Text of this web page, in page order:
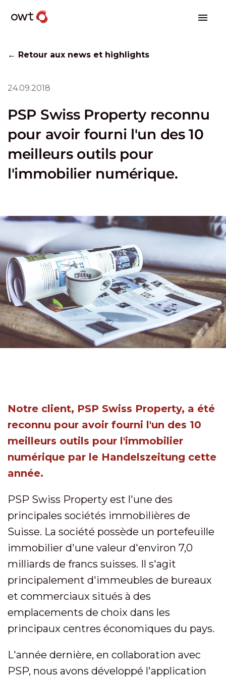
← Retour aux news et highlights
24.09.2018
PSP Swiss Property reconnu
pour avoir fourni l'un des 10
meilleurs outils pour
l'immobilier numérique.
Notre client, PSP Swiss Property, a été
reconnu pour avoir fourni l'un des 10
meilleurs outils pour l'immobilier
numérique par le Handelszeitung cette
année.
PSP Swiss Property est l'une des
principales sociétés immobilières de
Suisse. La société possède un portefeuille
immobilier d'une valeur d'environ 7,0
milliards de francs suisses. Il s'agit
principalement d'immeubles de bureaux
et commerciaux situés à des
emplacements de choix dans les
principaux centres économiques du pays.
L'année dernière, en collaboration avec
PSP, nous avons développé l'application